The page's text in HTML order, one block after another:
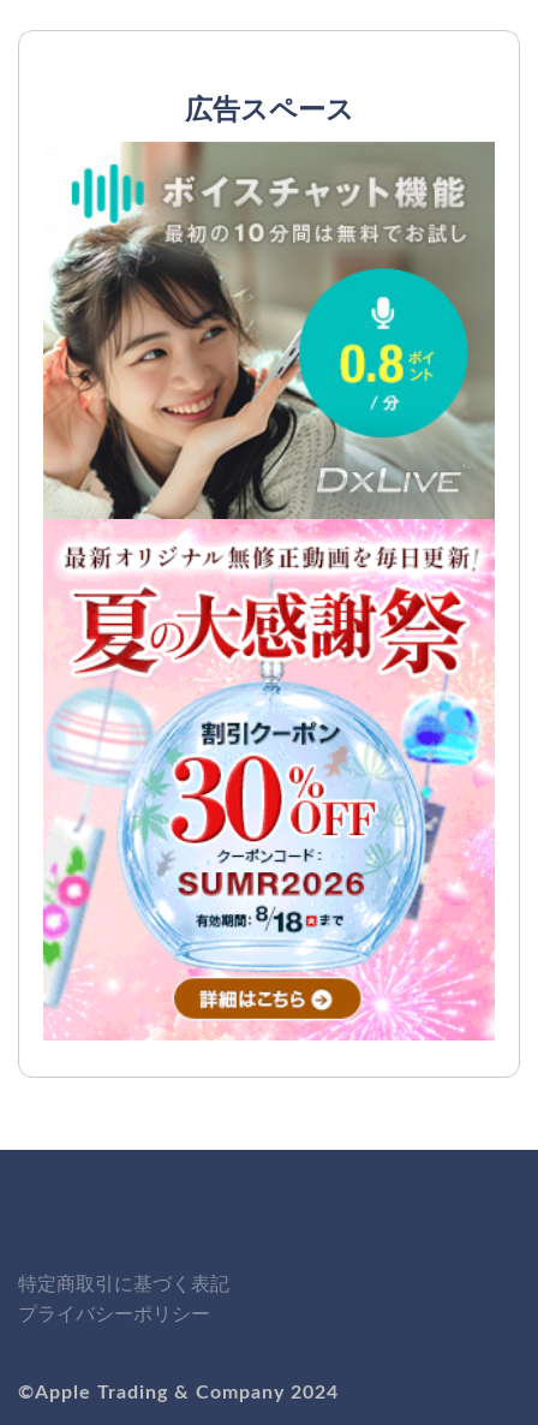
広告スペース
特定商取引に基づく表記
プライバシーポリシー
©Apple Trading & Company 2024